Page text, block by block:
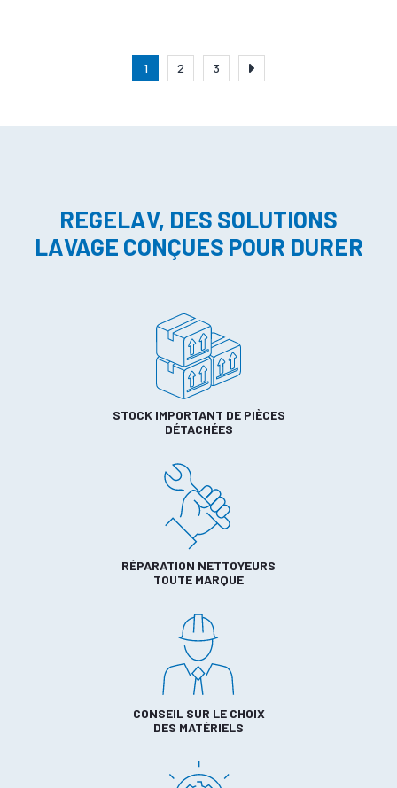
1 2 3
REGELAV, DES SOLUTIONS
LAVAGE CONÇUES POUR DURER
STOCK IMPORTANT DE PIÈCES
DÉTACHÉES
RÉPARATION NETTOYEURS
TOUTE MARQUE
CONSEIL SUR LE CHOIX
DES MATÉRIELS